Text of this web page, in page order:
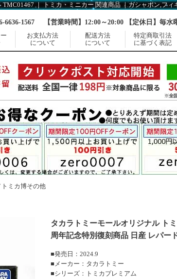
6636-1567 【営業時間】12:00～20:00 【定休日】毎水
お支払方法
について
配送方法
について
特定商取引法
に基づく表記
ミカ博その他
タカラトミーモールオリジナル ト
周年記念特別復刻商品 日産 レパ
■発売日：2024.9
■メーカー：タカラトミー
■シリーズ：トミカプレミアム